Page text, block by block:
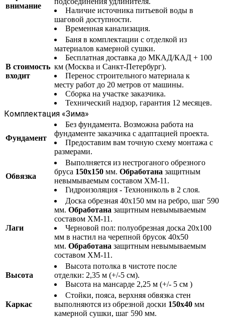
внимание
Наличие источника питьевой воды в
шаговой доступности.
Временная канализация.
В стоимость
входит
Баня в комплектации с отделкой из
материалов камерной сушки.
Бесплатная доставка до МКАД/КАД + 100
км (Москва и Санкт-Петербург).
Перенос строительного материала к
месту работ до 20 метров от машины.
Сборка на участке заказчика.
Технический надзор, гарантия 12 месяцев.
Комплектация «Зима»
Фундамент
Без фундамента. Возможна работа на
фундаменте заказчика с адаптацией проекта.
Предоставим вам точную схему монтажа с
размерами.
Обвязка
Выполняется из нестроганого обрезного
бруса 150х150 мм. Обработана защитным
невымываемым составом ХМ-11.
Гидроизоляция - Технониколь в 2 слоя.
Лаги
Доска обрезная 40х150 мм на ребро, шаг 590
мм. Обработана защитным невымываемым
составом ХМ-11.
Черновой пол: полуобрезная доска 20х100
мм в настил на черепной брусок 40х50
мм. Обработана защитным невымываемым
составом ХМ-11.
Высота
Высота потолка в чистоте после
отделки: 2,35 м (+/-5 см).
Высота на мансарде 2,25 м (+/- 5 см )
Каркас
Стойки, пояса, верхняя обвязка стен
выполняются из обрезной доски 150х40 мм
камерной сушки, шаг 590 мм.